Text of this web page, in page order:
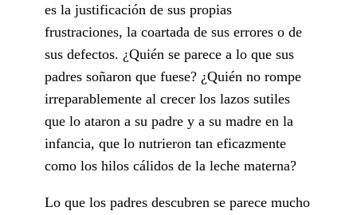
es la justificación de sus propias
frustraciones, la coartada de sus errores o de
sus defectos. ¿Quién se parece a lo que sus
padres soñaron que fuese? ¿Quién no rompe
irreparablemente al crecer los lazos sutiles
que lo ataron a su padre y a su madre en la
infancia, que lo nutrieron tan eficazmente
como los hilos cálidos de la leche materna?
Lo que los padres descubren se parece mucho